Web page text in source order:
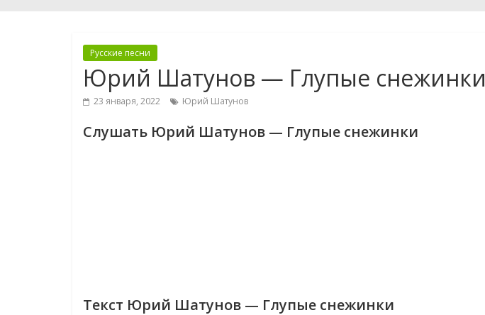
Русские песни
Юрий Шатунов — Глупые снежинки
23 января, 2022 Юрий Шатунов
Слушать Юрий Шатунов — Глупые снежинки
Текст Юрий Шатунов — Глупые снежинки